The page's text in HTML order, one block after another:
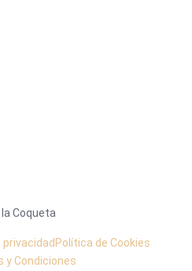
Coqueta
privacidad Política de Cookies
y Condiciones